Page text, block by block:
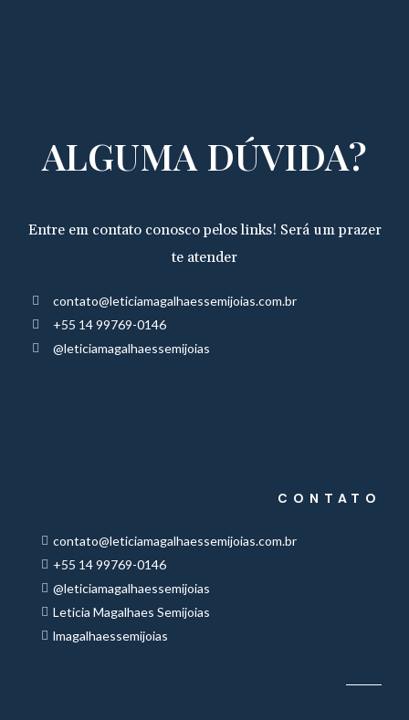
ALGUMA DÚVIDA?
Entre em contato conosco pelos links! Será um prazer
te atender
contato@leticiamagalhaessemijoias.com.br
+55 14 99769-0146
@leticiamagalhaessemijoias
CONTATO
contato@leticiamagalhaessemijoias.com.br
+55 14 99769-0146
@leticiamagalhaessemijoias
Leticia Magalhaes Semijoias
lmagalhaessemijoias